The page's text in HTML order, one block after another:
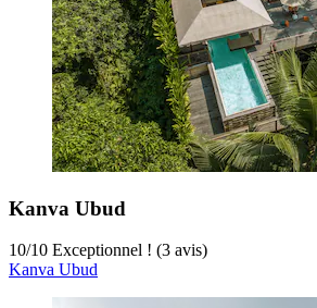
Kanva Ubud
10/10 Exceptionnel ! (3 avis)
Kanva Ubud